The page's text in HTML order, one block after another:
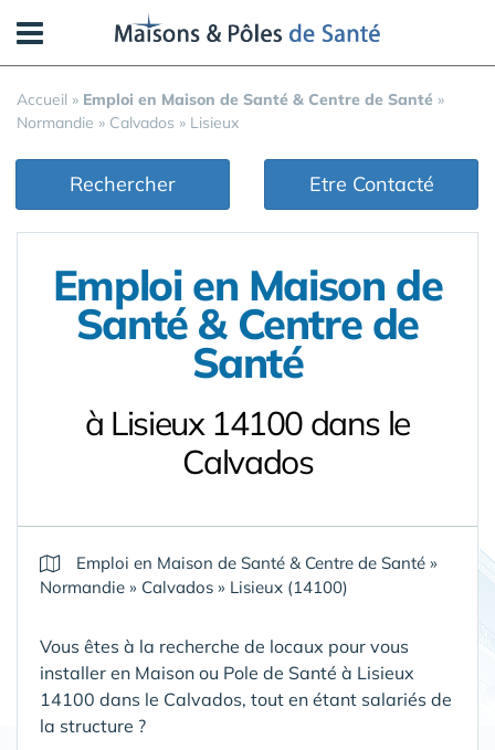
Accueil » Emploi en Maison de Santé & Centre de Santé »
Normandie » Calvados » Lisieux
Rechercher Etre Contacté
Emploi en Maison de
Santé & Centre de
Santé
à Lisieux 14100 dans le
Calvados
Emploi en Maison de Santé & Centre de Santé »
Normandie » Calvados » Lisieux (14100)
Vous êtes à la recherche de locaux pour vous
installer en Maison ou Pole de Santé à Lisieux
14100 dans le Calvados, tout en étant salariés de
la structure ?
Panneau de gestion des cookies